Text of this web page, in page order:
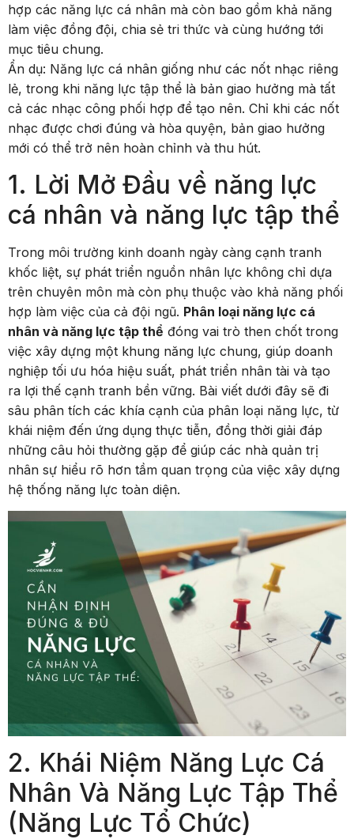
hợp các năng lực cá nhân mà còn bao gồm khả năng
làm việc đồng đội, chia sẻ tri thức và cùng hướng tới
mục tiêu chung.
Ẩn dụ: Năng lực cá nhân giống như các nốt nhạc riêng
lẻ, trong khi năng lực tập thể là bản giao hưởng mà tất
cả các nhạc công phối hợp để tạo nên. Chỉ khi các nốt
nhạc được chơi đúng và hòa quyện, bản giao hưởng
mới có thể trở nên hoàn chỉnh và thu hút.
1. Lời Mở Đầu về năng lực
cá nhân và năng lực tập thể
Trong môi trường kinh doanh ngày càng cạnh tranh
khốc liệt, sự phát triển nguồn nhân lực không chỉ dựa
trên chuyên môn mà còn phụ thuộc vào khả năng phối
hợp làm việc của cả đội ngũ. Phân loại năng lực cá
nhân và năng lực tập thể đóng vai trò then chốt trong
việc xây dựng một khung năng lực chung, giúp doanh
nghiệp tối ưu hóa hiệu suất, phát triển nhân tài và tạo
ra lợi thế cạnh tranh bền vững. Bài viết dưới đây sẽ đi
sâu phân tích các khía cạnh của phân loại năng lực, từ
khái niệm đến ứng dụng thực tiễn, đồng thời giải đáp
những câu hỏi thường gặp để giúp các nhà quản trị
nhân sự hiểu rõ hơn tầm quan trọng của việc xây dựng
hệ thống năng lực toàn diện.
2. Khái Niệm Năng Lực Cá
Nhân Và Năng Lực Tập Thể
(Năng Lực Tổ Chức)